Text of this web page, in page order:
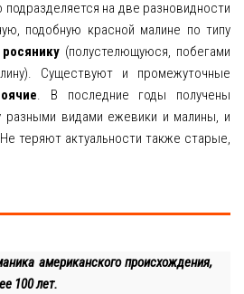
подразделяется на две разновидности
подобную красной малине по типу
росянику (полустелющуюся, побегами
Существуют и промежуточные
. В последние годы получены
видами ежевики и малины, и
теряют актуальности также старые,
американского происхождения,
100 лет.